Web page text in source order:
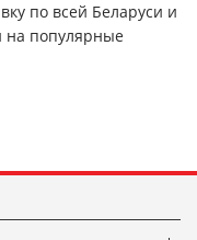
по всей Беларуси и
на популярные